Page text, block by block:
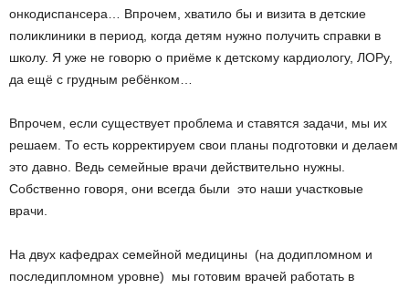
онкодиспансера… Впрочем, хватило бы и визита в детские
поликлиники в период, когда детям нужно получить справки в
школу. Я уже не говорю о приёме к детскому кардиологу, ЛОРу,
да ещё с грудным ребёнком…
Впрочем, если существует проблема и ставятся задачи, мы их
решаем. То есть корректируем свои планы подготовки и делаем
это давно. Ведь семейные врачи действительно нужны.
Собственно говоря, они всегда были ­ это наши участковые
врачи.
На двух кафедрах семейной медицины (на додипломном и
последипломном уровне) мы готовим врачей работать в